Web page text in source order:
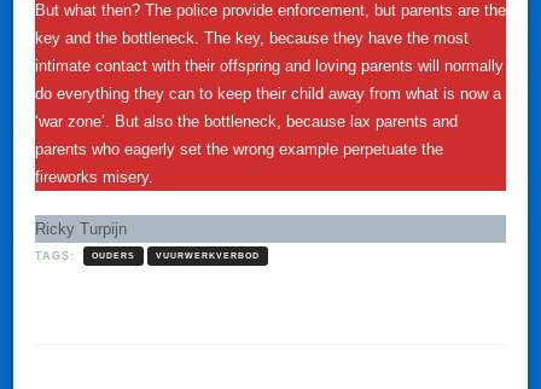
But what then? The police provide enforcement, but parents are the
key and the bottleneck. The key, because they have the most
intimate contact with their offspring and loving parents will normally
do everything they can to keep their child away from what is now a
‘war zone’. But also the bottleneck, because lax parents and
parents who eagerly set the wrong example perpetuate the
fireworks misery.
Ricky Turpijn
TAGS: OUDERS VUURWERKVERBOD